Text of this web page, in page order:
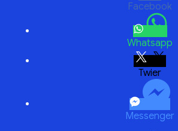
Facebook
Whatsapp
Twitter
Messenger